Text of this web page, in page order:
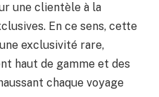
une clientèle à la
En ce sens, cette
exclusivité rare,
haut de gamme et des
chaque voyage